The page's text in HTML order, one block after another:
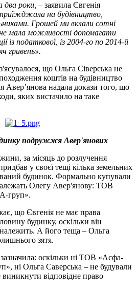
два роки, – заявила Євгенія
на будівництво,
Грошей ми вклали сотні
мала можливості допомагати
із податкової, із 2004-го по 2014-й
гривень».
що Ольга Сіверська не
коштів на будівництво
Авер’янова надала докази того, що
яких вистачило на таке
подружжя Авер'янових
за місяць до розлучення
у своєї тещі кілька земельних
будинок. Формально купували
Олегу Авер'янову: ТОВ
груп».
що Євгенія не має права
будинку, оскільки він
А його теща – Ольга
зятя.
оскільки ні ТОВ «Асфа-
ні Ольга Саверська – не будували
відповідне право